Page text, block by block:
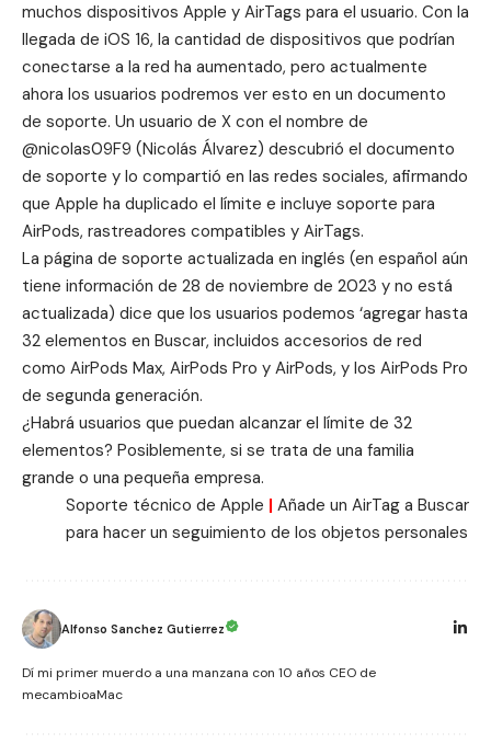
muchos dispositivos Apple y AirTags para el usuario. Con la
llegada de iOS 16, la cantidad de dispositivos que podrían
conectarse a la red ha aumentado, pero actualmente
ahora los usuarios podremos ver esto en un documento
de soporte. Un usuario de X con el nombre de
@nicolas09F9 (Nicolás Álvarez) descubrió el documento
de soporte y lo compartió en las redes sociales, afirmando
que Apple ha duplicado el límite e incluye soporte para
AirPods, rastreadores compatibles y AirTags.
La página de soporte actualizada en inglés (en español aún
tiene información de 28 de noviembre de 2023 y no está
actualizada) dice que los usuarios podemos ‘agregar hasta
32 elementos en Buscar, incluidos accesorios de red
como AirPods Max, AirPods Pro y AirPods, y los AirPods Pro
de segunda generación.
¿Habrá usuarios que puedan alcanzar el límite de 32
elementos? Posiblemente, si se trata de una familia
grande o una pequeña empresa.
Soporte técnico de Apple | Añade un AirTag a Buscar
para hacer un seguimiento de los objetos personales
Alfonso Sanchez Gutierrez
Dí mi primer muerdo a una manzana con 10 años CEO de
mecambioaMac